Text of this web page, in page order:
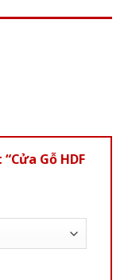
Gỗ HDF